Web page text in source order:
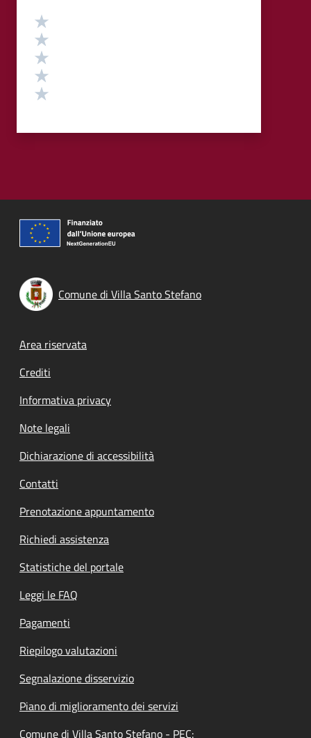
Valutazione
Comune di Villa Santo Stefano
Footer menu
Area riservata
Crediti
Informativa privacy
Note legali
Dichiarazione di accessibilità
Contatti
Prenotazione appuntamento
Richiedi assistenza
Statistiche del portale
Leggi le FAQ
Pagamenti
Riepilogo valutazioni
Segnalazione disservizio
Piano di miglioramento dei servizi
Comune di Villa Santo Stefano - PEC: